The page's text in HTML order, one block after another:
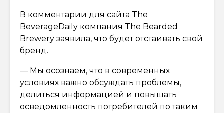
В комментарии для сайта The
BeverageDaily компания The Bearded
Brewery заявила, что будет отстаивать свой
бренд.
— Мы осознаем, что в современных
условиях важно обсуждать проблемы,
делиться информацией и повышать
осведомленность потребителей по таким